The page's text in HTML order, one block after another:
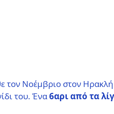
Νοέμβριο στον Ηρακλή
του. Ένα 6αρι από τα